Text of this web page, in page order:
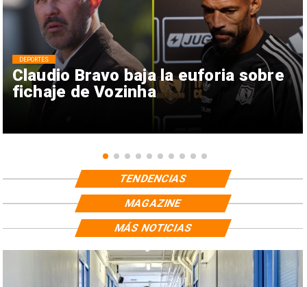
Claudio Bravo baja la euforia sobre
fichaje de Vozinha
DEPORTES
TENDENCIAS
MAGAZINE
MÁS NOTICIAS